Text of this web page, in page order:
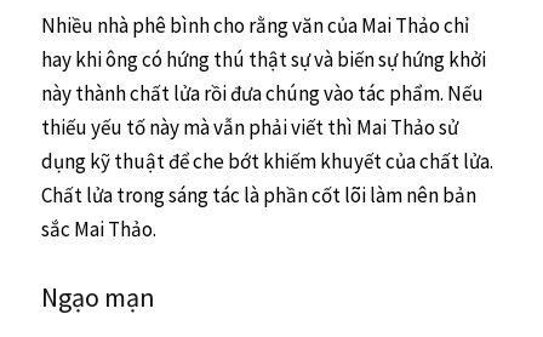
Nhiều nhà phê bình cho rằng văn của Mai Thảo chỉ
hay khi ông có hứng thú thật sự và biến sự hứng khởi
này thành chất lửa rồi đưa chúng vào tác phẩm. Nếu
thiếu yếu tố này mà vẫn phải viết thì Mai Thảo sử
dụng kỹ thuật để che bớt khiếm khuyết của chất lửa.
Chất lửa trong sáng tác là phần cốt lõi làm nên bản
sắc Mai Thảo.
Ngạo mạn